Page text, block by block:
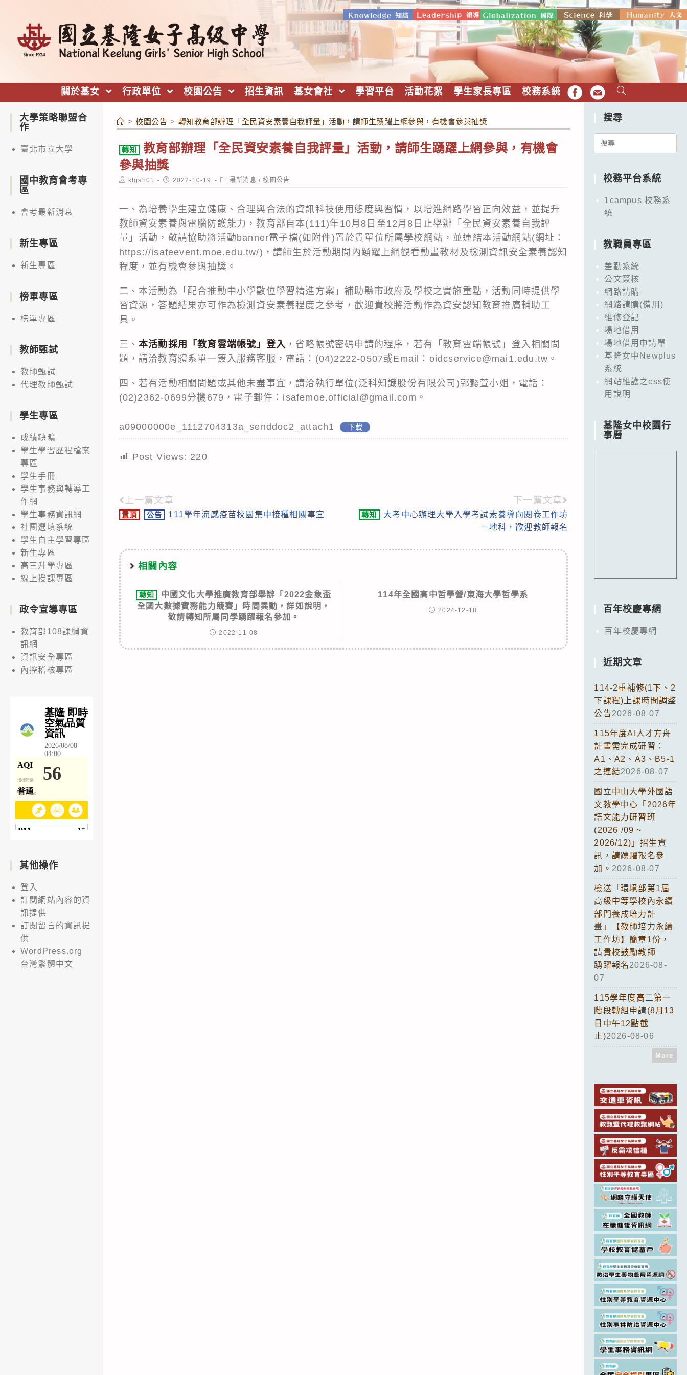
關於基女 行政單位 校園公告 招生資訊 基女會社 學習平台 活動花絮 學生家長專區 校務系統 FB EMAIL
> 校園公告 > 轉知教育部辦理「全民資安素養自我評量」活動，請師生踴躍上網參與，有機會參與抽獎
轉知
教育部辦理「全民資安素養自我評量」活動，請師生踴躍上網參與，有機會
參與抽獎
Post
author:
klgsh01
Post
published:
2022-10-19
Post
category:
最新消息 / 校園公告
一、為培養學生建立健康、合理與合法的資訊科技使用態度與習慣，以增進網路學習正向效益，並提升
教師資安素養與電腦防護能力，教育部自本(111)年10月8日至12月8日止舉辦「全民資安素養自我評
量」活動，敬請協助將活動banner電子檔(如附件)置於貴單位所屬學校網站，並連結本活動網站(網址：
https://isafeevent.moe.edu.tw/)，請師生於活動期間內踴躍上網觀看動畫教材及檢測資訊安全素養認知
程度，並有機會參與抽獎。
二、本活動為「配合推動中小學數位學習精進方案」補助縣市政府及學校之實施重點，活動同時提供學
習資源，答題結果亦可作為檢測資安素養程度之參考，歡迎貴校將活動作為資安認知教育推廣輔助工
具。
三、 本活動採用「教育雲端帳號」登入 ，省略帳號密碼申請的程序，若有「教育雲端帳號」登入相關問
題，請洽教育體系單一簽入服務客服，電話：(04)2222-0507或Email：oidcservice@mai1.edu.tw。
四、若有活動相關問題或其他未盡事宜，請洽執行單位(泛科知識股份有限公司)郭懿萱小姐，電話：
(02)2362-0699分機679，電子郵件：isafemoe.official@gmail.com。
a09000000e_1112704313a_senddoc2_attach1 下載
Post Views: 220
Read
more
上一篇文章
置頂 公告 111學年流感疫苗校園集中接種相關事宜
下一篇文章
轉知
大考中心辦理大學入學考試素養導向閱卷工作坊
－地科，歡迎教師報名
相關內容
轉知
中國文化大學推廣教育部舉辦「2022金象盃
全國大數據實務能力競賽」時間異動，詳如說明，
敬請轉知所屬同學踴躍報名參加。
2022-11-08
114年全國高中哲學營/東海大學哲學系
2024-12-18
大學策略聯盟合
作
臺北市立大學
國中教育會考專
區
會考最新消息
新生專區
新生專區
榜單專區
榜單專區
教師甄試
教師甄試
代理教師甄試
學生專區
成績缺曠
學生學習歷程檔案
專區
學生手冊
學生事務與轉導工
作網
學生事務資訊網
社團選填系統
學生自主學習專區
新生專區
高三升學專區
線上授課專區
政令宣導專區
教育部108課綱資
訊網
資訊安全專區
內控稽核專區
其他操作
登入
訂閱網站內容的資
訊提供
訂閱留言的資訊提
供
WordPress.org
台灣繁體中文
搜尋
Search
校務平台系統
1campus 校務系
統
教職員專區
差勤系統
公文簽核
網路請購
網路請購(備用)
維修登記
場地借用
場地借用申請單
基隆女中Newplus
系統
網站維護之css使
用說明
基隆女中校園行
事曆
百年校慶專網
百年校慶專網
近期文章
114-2重補修(1下、2
下課程)上課時間調整
公告2026-08-07
115年度AI人才方舟
計畫需完成研習：
A1、A2、A3、B5-1
之連結2026-08-07
國立中山大學外國語
文教學中心「2026年
語文能力研習班
(2026 /09 ~
2026/12)」招生資
訊，請踴躍報名參
加。 2026-08-07
檢送「環境部第1屆
高級中等學校內永續
部門養成培力計
畫」【教師培力永續
工作坊】簡章1份，
請貴校鼓勵教師
踴躍報名2026-08-
07
115學年度高二第一
階段轉組申請(8月13
日中午12點截
止)2026-08-06
More